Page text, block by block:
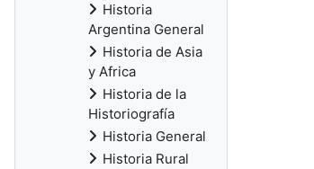
Historia
Argentina General
Historia de Asia
y Africa
Historia de la
Historiografía
Historia General
Historia Rural